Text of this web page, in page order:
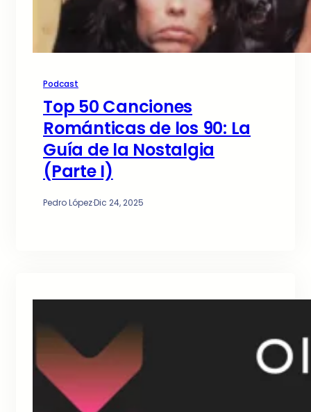
Podcast
Top 50 Canciones
Románticas de los 90: La
Guía de la Nostalgia
(Parte I)
Pedro López·Dic 24, 2025